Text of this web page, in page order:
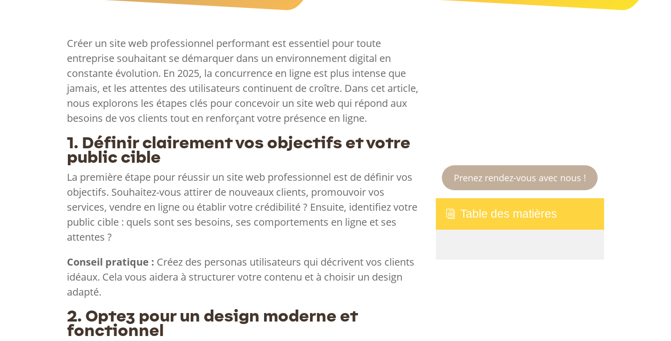
Créer un site web professionnel performant est essentiel pour toute
entreprise souhaitant se démarquer dans un environnement digital en
constante évolution. En 2025, la concurrence en ligne est plus intense que
jamais, et les attentes des utilisateurs continuent de croître. Dans cet article,
nous explorons les étapes clés pour concevoir un site web qui répond aux
besoins de vos clients tout en renforçant votre présence en ligne.
1. Définir clairement vos objectifs et votre
public cible
La première étape pour réussir un site web professionnel est de définir vos
objectifs. Souhaitez-vous attirer de nouveaux clients, promouvoir vos
services, vendre en ligne ou établir votre crédibilité ? Ensuite, identifiez votre
public cible : quels sont ses besoins, ses comportements en ligne et ses
attentes ?
Conseil pratique : Créez des personas utilisateurs qui décrivent vos clients
idéaux. Cela vous aidera à structurer votre contenu et à choisir un design
adapté.
2. Optez pour un design moderne et
fonctionnel
Prenez rendez-vous avec nous !
i Table des matières